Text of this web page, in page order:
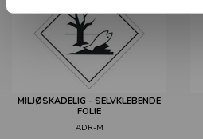
MILJØSKADELIG - SELVKLEBENDE
FOLIE
ADR-M